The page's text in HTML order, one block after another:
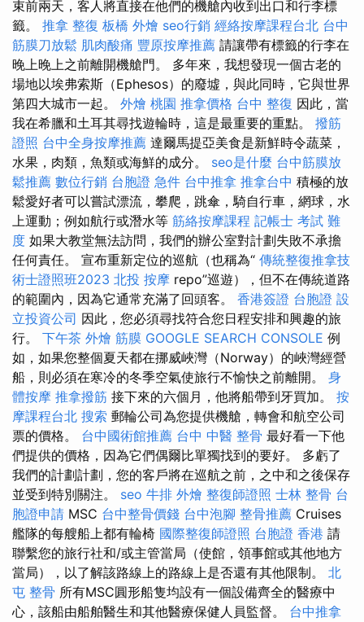
束前兩天，客人將直接在他們的機艙內收到出口和行李標
籤。 推拿 整復 板橋 外燴 seo行銷 經絡按摩課程台北 台中
筋膜刀放鬆 肌肉酸痛 豐原按摩推薦 請讓帶有標籤的行李在
晚上晚上之前離開機艙門。 多年來，我想發現一個古老的
場地以埃弗索斯（Ephesos）的廢墟，與此同時，它與世界
第四大城市一起。 外燴 桃園 推拿價格 台中 整復 因此，當
我在希臘和土耳其尋找遊輪時，這是最重要的重點。 撥筋
證照 台中全身按摩推薦 達爾馬提亞美食是新鮮時令蔬菜，
水果，肉類，魚類或海鮮的成分。 seo是什麼 台中筋膜放
鬆推薦 數位行銷 台胞證 急件 台中推拿 推拿台中 積極的放
鬆愛好者可以嘗試漂流，攀爬，跳傘，騎自行車，網球，水
上運動；例如航行或潛水等 筋絡按摩課程 記帳士 考試 難
度 如果大教堂無法訪問，我們的辦公室對計劃失敗不承擔
任何責任。 宣布重新定位的巡航（也稱為“ 傳統整復推拿技
術士證照班2023 北投 按摩 repo”巡遊），但不在傳統道路
的範圍內，因為它通常充滿了回頭客。 香港簽證 台胞證 設
立投資公司 因此，您必須尋找符合您日程安排和興趣的旅
行。 下午茶 外燴 筋膜 GOOGLE SEARCH CONSOLE 例
如，如果您整個夏天都在挪威峽灣（Norway）的峽灣經營
船，則必須在寒冷的冬季空氣使旅行不愉快之前離開。 身
體按摩 推拿撥筋 接下來的六個月，他將船帶到牙買加。 按
摩課程台北 搜索 郵輪公司為您提供機艙，轉會和航空公司
票的價格。 台中國術館推薦 台中 中醫 整骨 最好看一下他
們提供的價格，因為它們偶爾比單獨找到的要好。 多虧了
我們的計劃計劃，您的客戶將在巡航之前，之中和之後保存
並受到特別關注。 seo 牛排 外燴 整復師證照 士林 整骨 台
胞證申請 MSC 台中整骨價錢 台中泡腳 整骨推薦 Cruises
艦隊的每艘船上都有輪椅 國際整復師證照 台胞證 香港 請
聯繫您的旅行社和/或主管當局（使館，領事館或其他地方
當局），以了解該路線上的路線上是否還有其他限制。 北
屯 整骨 所有MSC圓形船隻均設有一個設備齊全的醫療中
心，該船由船舶醫生和其他醫療保健人員監督。 台中推拿